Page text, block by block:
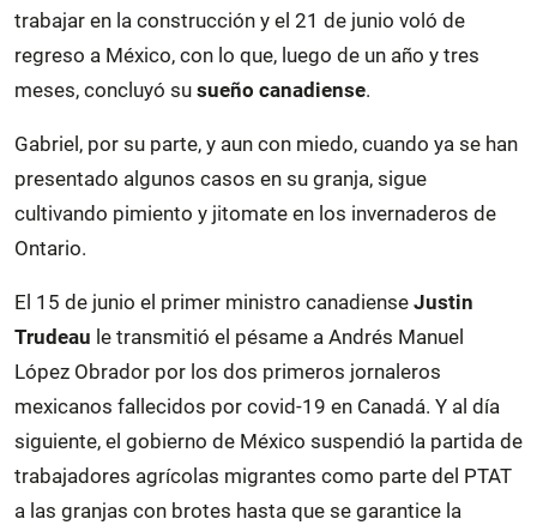
trabajar en la construcción y el 21 de junio voló de
regreso a México, con lo que, luego de un año y tres
meses, concluyó su sueño canadiense.
Gabriel, por su parte, y aun con miedo, cuando ya se han
presentado algunos casos en su granja, sigue
cultivando pimiento y jitomate en los invernaderos de
Ontario.
El 15 de junio el primer ministro canadiense Justin
Trudeau le transmitió el pésame a Andrés Manuel
López Obrador por los dos primeros jornaleros
mexicanos fallecidos por covid-19 en Canadá. Y al día
siguiente, el gobierno de México suspendió la partida de
trabajadores agrícolas migrantes como parte del PTAT
a las granjas con brotes hasta que se garantice la